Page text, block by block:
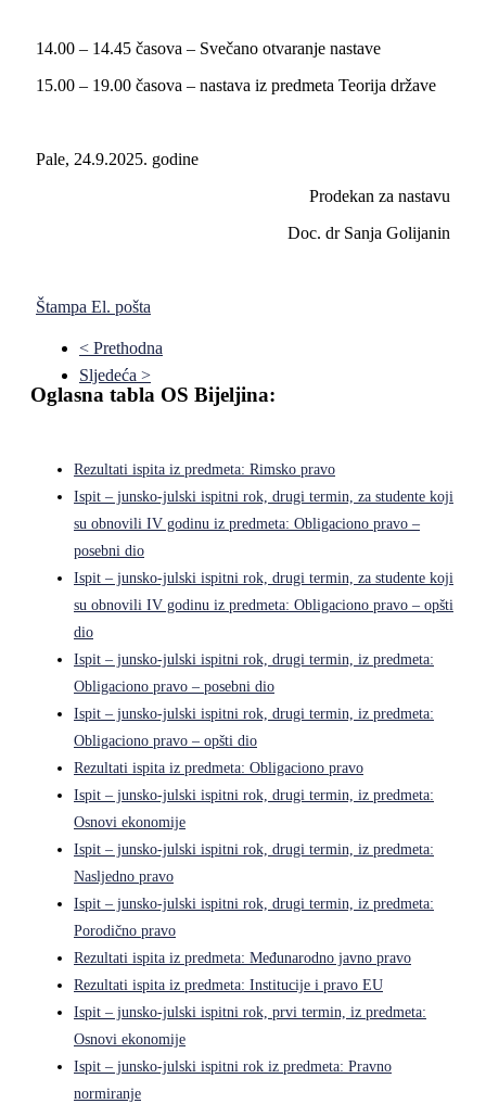
14.00 – 14.45 časova – Svečano otvaranje nastave
15.00 – 19.00 časova – nastava iz predmeta Teorija države
Pale, 24.9.2025. godine
Prodekan za nastavu
Doc. dr Sanja Golijanin
Štampa El. pošta
< Prethodna
Sljedeća >
Oglasna tabla OS Bijeljina:
Rezultati ispita iz predmeta: Rimsko pravo
Ispit – junsko-julski ispitni rok, drugi termin, za studente koji
su obnovili IV godinu iz predmeta: Obligaciono pravo –
posebni dio
Ispit – junsko-julski ispitni rok, drugi termin, za studente koji
su obnovili IV godinu iz predmeta: Obligaciono pravo – opšti
dio
Ispit – junsko-julski ispitni rok, drugi termin, iz predmeta:
Obligaciono pravo – posebni dio
Ispit – junsko-julski ispitni rok, drugi termin, iz predmeta:
Obligaciono pravo – opšti dio
Rezultati ispita iz predmeta: Obligaciono pravo
Ispit – junsko-julski ispitni rok, drugi termin, iz predmeta:
Osnovi ekonomije
Ispit – junsko-julski ispitni rok, drugi termin, iz predmeta:
Nasljedno pravo
Ispit – junsko-julski ispitni rok, drugi termin, iz predmeta:
Porodično pravo
Rezultati ispita iz predmeta: Međunarodno javno pravo
Rezultati ispita iz predmeta: Institucije i pravo EU
Ispit – junsko-julski ispitni rok, prvi termin, iz predmeta:
Osnovi ekonomije
Ispit – junsko-julski ispitni rok iz predmeta: Pravno
normiranje